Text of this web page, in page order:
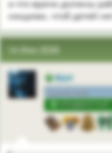
а что врачи должны
нищими, чтоб детей
14 Июн 2026
Кот
сам по себе
ПРОДВИНУТЫЙ